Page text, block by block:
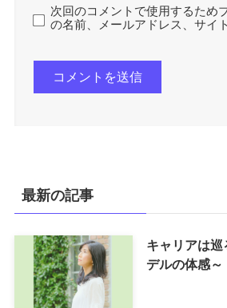
次回のコメントで使用するため
の名前、メールアドレス、サイ
最新の記事
キャリアは
デルの体感～